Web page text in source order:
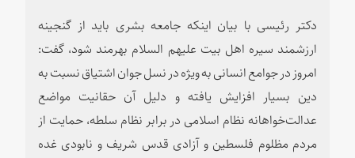
دکتر رئیسی با بیان اینکه جامعه بشری باید از گنجینه
ارزشمند سیره اهل بیت علیهم السلام بهرمند شود، گفت:
امروز در جوامع انسانی به ویژه در نسل جوان اشتیاق نسبت به
دین بسیار افزایش یافته و دلیل آن حقانیت مواضع
عدالت‌خواهانه نظام اسلامی در برابر نظام سلطه، حمایت از
مردم مظلوم فلسطین و آزادی قدس شریف و نابودی غده